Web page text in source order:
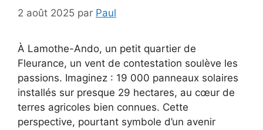
2 août 2025 par Paul
À Lamothe-Ando, un petit quartier de
Fleurance, un vent de contestation soulève les
passions. Imaginez : 19 000 panneaux solaires
installés sur presque 29 hectares, au cœur de
terres agricoles bien connues. Cette
perspective, pourtant symbole d’un avenir